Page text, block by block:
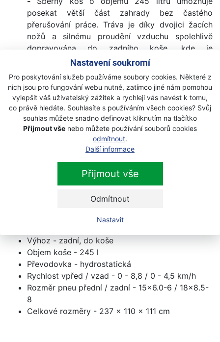
Nastavení soukromí
Pro poskytování služeb používáme soubory cookies. Některé z
nich jsou pro fungování webu nutné, zatímco jiné nám pomohou
vylepšit váš uživatelský zážitek a rychleji vás navést k tomu,
co právě hledáte. Souhlasíte s používáním všech cookies? Svůj
souhlas můžete snadno definovat kliknutím na tlačítko
Přijmout vše nebo můžete používání souborů cookies
odmítnout.
Další informace
Přijmout vše
Odmítnout
Nastavit
posekat větší část zahrady bez častého
přerušování práce. Tráva je díky dvojici žacích
nožů a silnému proudění vzduchu spolehlivě
dopravována do zadního koše, kde je
rovnoměrně ukládána.
zařízení pro vozíky nebo deflektor pro zadní
výhoz — traktor LAZER LT 102V roste s vašimi
potřebami a zvládne víc, než jen sekat trávu.
Technické údaje :
Hmotnost - 210 kg
Obsah motoru - 586 ccm
Max. výkon motoru - 12,5 kW
Nastavení výšky sečení - 7 pozic
Výška sečení - 30 - 90 mm
Výhoz - zadní, do koše
Objem koše - 245 l
Převodovka - hydrostatická
Rychlost vpřed / vzad - 0 - 8,8 / 0 - 4,5 km/h
Rozměr pneu přední / zadní - 15x6.0-6 / 18x8.5-
8
Celkové rozměry - 237 x 110 x 111 cm